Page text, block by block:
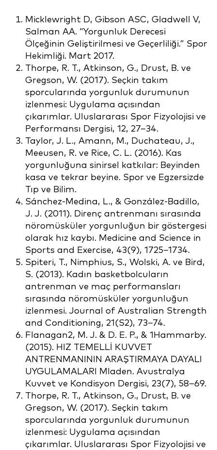
Micklewright D, Gibson ASC, Gladwell V,
Salman AA. “Yorgunluk Derecesi
Ölçeğinin Geliştirilmesi ve Geçerliliği.” Spor
Hekimliği. Mart 2017.
Thorpe, R. T., Atkinson, G., Drust, B. ve
Gregson, W. (2017). Seçkin takım
sporcularında yorgunluk durumunun
izlenmesi: Uygulama açısından
çıkarımlar. Uluslararası Spor Fizyolojisi ve
Performansı Dergisi, 12, 27–34.
Taylor, J. L., Amann, M., Duchateau, J.,
Meeusen, R. ve Rice, C. L. (2016). Kas
yorgunluğuna sinirsel katkılar: Beyinden
kasa ve tekrar beyine. Spor ve Egzersizde
Tıp ve Bilim.
Sánchez-Medina, L., & González-Badillo,
J. J. (2011). Direnç antrenmanı sırasında
nöromüsküler yorgunluğun bir göstergesi
olarak hız kaybı. Medicine and Science in
Sports and Exercise, 43(9), 1725–1734.
Spiteri, T., Nimphius, S., Wolski, A. ve Bird,
S. (2013). Kadın basketbolcuların
antrenman ve maç performansları
sırasında nöromüsküler yorgunluğun
izlenmesi. Journal of Australian Strength
and Conditioning, 21(S2), 73–74.
Flanagan2, M. J. & D. E. P., & 1Hammarby.
(2015). HIZ TEMELLİ KUVVET
ANTRENMANININ ARAŞTIRMAYA DAYALI
UYGULAMALARI Mladen. Avustralya
Kuvvet ve Kondisyon Dergisi, 23(7), 58–69.
Thorpe, R. T., Atkinson, G., Drust, B. ve
Gregson, W. (2017). Seçkin takım
sporcularında yorgunluk durumunun
izlenmesi: Uygulama açısından
çıkarımlar. Uluslararası Spor Fizyolojisi ve